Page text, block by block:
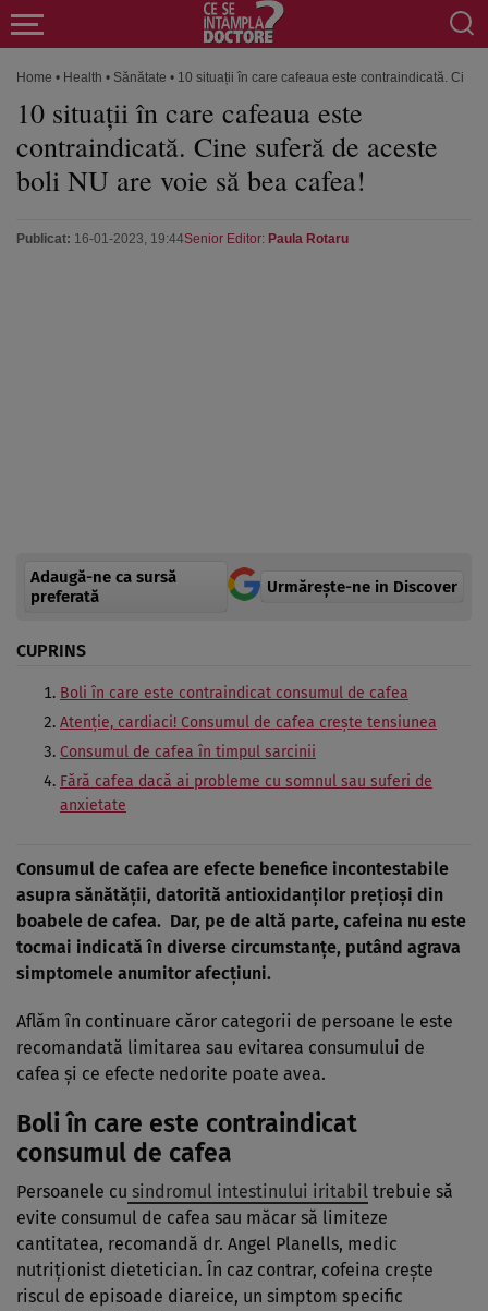
Home • Health • Sănătate • 10 situații în care cafeaua este contraindicată.
10 situații în care cafeaua este
contraindicată. Cine suferă de aceste
boli NU are voie să bea cafea!
Publicat: 16-01-2023, 19:44Senior Editor: Paula Rotaru
Adaugă-ne ca sursă
preferată
Urmărește-ne in Discover
CUPRINS
Boli în care este contraindicat consumul de cafea
Atenție, cardiaci! Consumul de cafea crește tensiunea
Consumul de cafea în timpul sarcinii
Fără cafea dacă ai probleme cu somnul sau suferi de
anxietate
Consumul de cafea are efecte benefice incontestabile
asupra sănătății, datorită antioxidanților prețioși din
boabele de cafea. Dar, pe de altă parte, cafeina nu este
tocmai indicată în diverse circumstanțe, putând agrava
simptomele anumitor afecțiuni.
Aflăm în continuare căror categorii de persoane le este
recomandată limitarea sau evitarea consumului de
cafea și ce efecte nedorite poate avea.
Boli în care este contraindicat
consumul de cafea
Persoanele cu sindromul intestinului iritabil trebuie să
evite consumul de cafea sau măcar să limiteze
cantitatea, recomandă dr. Angel Planells, medic
nutriționist dietetician. În caz contrar, cofeina crește
riscul de episoade diareice, un simptom specific